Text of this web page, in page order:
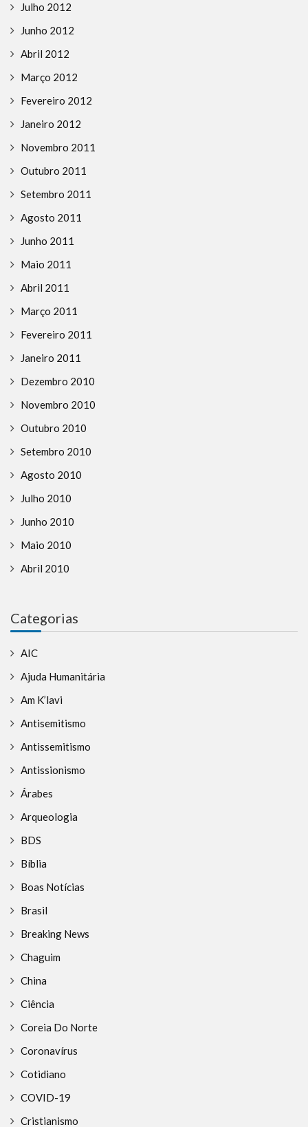
Julho 2012
Junho 2012
Abril 2012
Março 2012
Fevereiro 2012
Janeiro 2012
Novembro 2011
Outubro 2011
Setembro 2011
Agosto 2011
Junho 2011
Maio 2011
Abril 2011
Março 2011
Fevereiro 2011
Janeiro 2011
Dezembro 2010
Novembro 2010
Outubro 2010
Setembro 2010
Agosto 2010
Julho 2010
Junho 2010
Maio 2010
Abril 2010
Categorias
AIC
Ajuda Humanitária
Am K’lavi
Antisemitismo
Antissemitismo
Antissionismo
Árabes
Arqueologia
BDS
Bíblia
Boas Notícias
Brasil
Breaking News
Chaguim
China
Ciência
Coreia Do Norte
Coronavírus
Cotidiano
COVID-19
Cristianismo